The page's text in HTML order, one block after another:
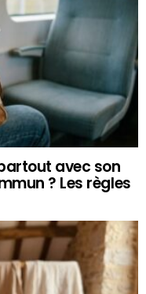
avec son
? Les règles